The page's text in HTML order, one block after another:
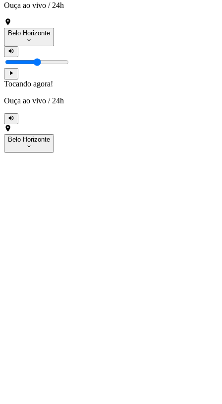
Ouça ao vivo / 24h
Belo Horizonte
Tocando agora!
Ouça ao vivo / 24h
Belo Horizonte